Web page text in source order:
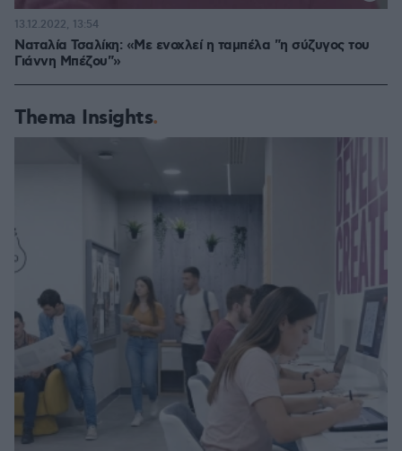
Ναταλία Τσαλίκη: «Με ενοχλεί η ταμπέλα "η σύζυγος του
Γιάννη Μπέζου"»
13.12.2022, 13:54
Thema Insights